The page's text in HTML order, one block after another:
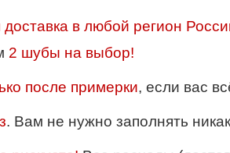
доставка в любой регион
2 шубы на выбор!
после примерки, если вас
. Вам не нужно заполнять